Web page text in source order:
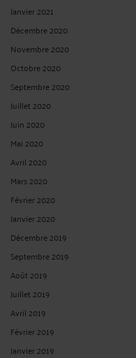
Janvier 2021
Décembre 2020
Novembre 2020
Octobre 2020
Septembre 2020
Juillet 2020
Juin 2020
Mai 2020
Avril 2020
Mars 2020
Février 2020
Janvier 2020
Décembre 2019
Septembre 2019
Août 2019
Juillet 2019
Avril 2019
Février 2019
Janvier 2019